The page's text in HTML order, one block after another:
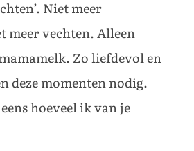
Niet meer
meer vechten. Alleen
Zo liefdevol en
deze momenten nodig.
hoeveel ik van je